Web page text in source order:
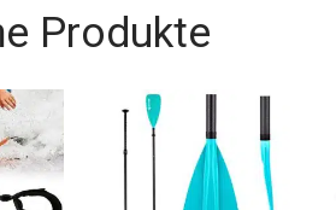
Produkte